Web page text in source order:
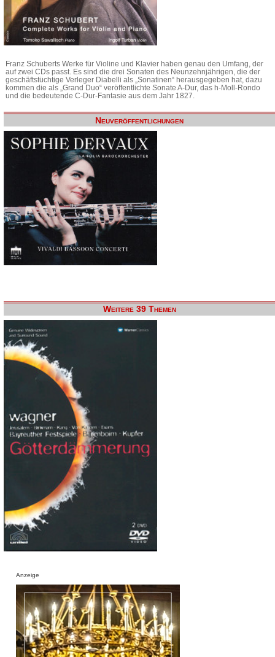
Franz Schuberts Werke für Violine und Klavier haben genau den Umfang, der
auf zwei CDs passt. Es sind die drei Sonaten des Neunzehnjährigen, die der
geschäftstüchtige Verleger Diabelli als „Sonatinen“ herausgegeben hat, dazu
kommen die als „Grand Duo“ veröffentlichte Sonate A-Dur, das h-Moll-Rondo
und die bedeutende C-Dur-Fantasie aus dem Jahr 1827.
Neuveröffentlichungen
Weitere 39 Themen
Anzeige